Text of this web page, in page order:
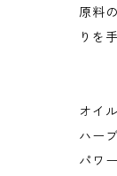
原料
りを
オイ
ハー
パワ